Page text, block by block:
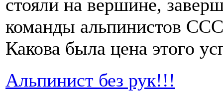
стояли на вершине,
команды альпинистов
Какова была цена этого
Альпинист без рук!!!